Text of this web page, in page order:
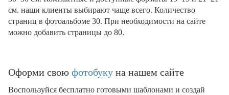
см. наши клиенты выбирают чаще всего. Количество
страниц в фотоальбоме 30. При необходимости на сайте
можно добавить страницы до 80.
Оформи свою фотобуку на нашем сайте
Воспользуйся бесплатно готовыми шаблонами и создай